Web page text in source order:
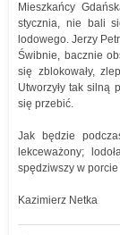
Mieszkańcy
stycznia, nie bali
lodowego. Jerzy
Świbnie, bacznie
się zblokowały,
Utworzyły tak silną
się przebić.
Jak będzie
lekceważony;
spędziwszy w
Kazimierz Netka